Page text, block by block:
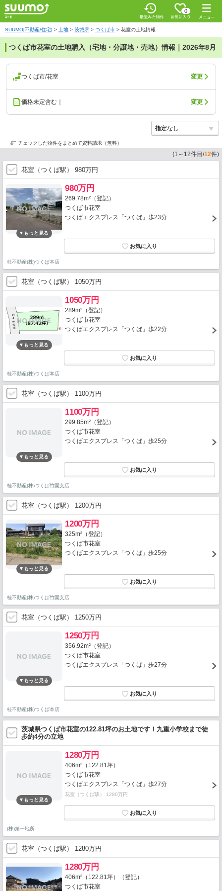
0
SUUMO[不動産/住宅] > 土地 > 茨城県 > つくば市 > 花室の土地情報
つくば市花室の土地購入（宅地・分譲地・売地）情報｜2026年8月
つくば市/花室 変更
価格未定含む｜ 変更
チェックした物件をまとめて資料請求（無料）
(1 ～ 12件目/12件)
花室（つくば駅） 980万円
980万円
269.78m²（登記）
つくば市花室
つくばエクスプレス「つくば」歩23分
桂不動産(株)つくば本店
花室（つくば駅） 1050万円
1050万円
289m²（登記）
つくば市花室
つくばエクスプレス「つくば」歩22分
桂不動産(株)つくば本店
花室（つくば駅） 1100万円
1100万円
299.85m²（登記）
つくば市花室
つくばエクスプレス「つくば」歩25分
桂不動産(株)つくば竹園支店
花室（つくば駅） 1200万円
1200万円
325m²（登記）
つくば市花室
つくばエクスプレス「つくば」歩25分
桂不動産(株)つくば竹園支店
花室（つくば駅） 1250万円
1250万円
356.92m²（登記）
つくば市花室
つくばエクスプレス「つくば」歩27分
桂不動産(株)つくば本店
茨城県つくば市花室の122.81坪のお土地です！九重小学校まで徒
歩約4分の立地
1280万円
406m²（122.81坪）
つくば市花室
つくばエクスプレス「つくば」歩27分
花室（つくば駅） 1280万円
(株)第一地所
花室（つくば駅） 1280万円
1280万円
406m²（122.81坪）（登記）
つくば市花室